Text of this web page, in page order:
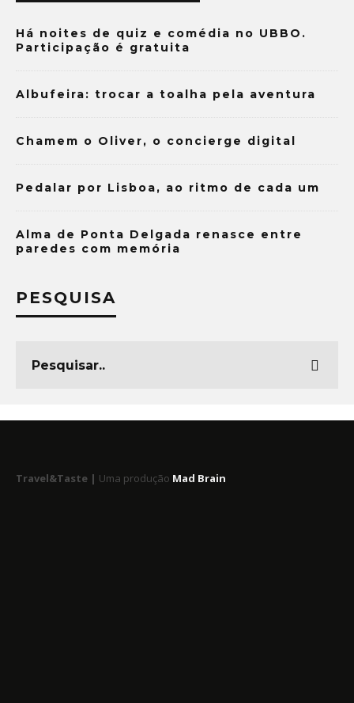
Há noites de quiz e comédia no UBBO.
Participação é gratuita
Albufeira: trocar a toalha pela aventura
Chamem o Oliver, o concierge digital
Pedalar por Lisboa, ao ritmo de cada um
Alma de Ponta Delgada renasce entre
paredes com memória
PESQUISA
Travel&Taste | Uma produção Mad Brain